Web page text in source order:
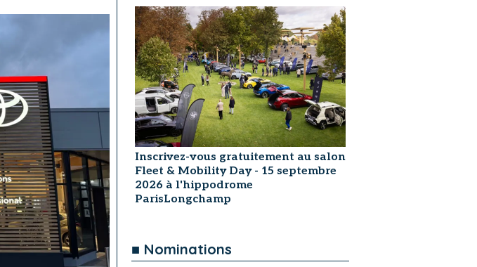
Inscrivez-vous gratuitement au salon
Fleet & Mobility Day - 15 septembre
2026 à l'hippodrome
ParisLongchamp
■ Nominations